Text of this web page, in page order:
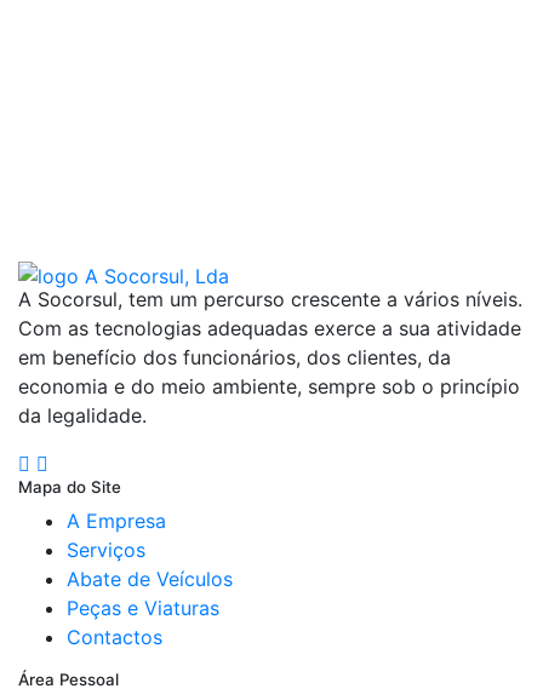
A Socorsul, tem um percurso crescente a vários níveis.
Com as tecnologias adequadas exerce a sua atividade
em benefício dos funcionários, dos clientes, da
economia e do meio ambiente, sempre sob o princípio
da legalidade.
Mapa do Site
A Empresa
Serviços
Abate de Veículos
Peças e Viaturas
Contactos
Área Pessoal